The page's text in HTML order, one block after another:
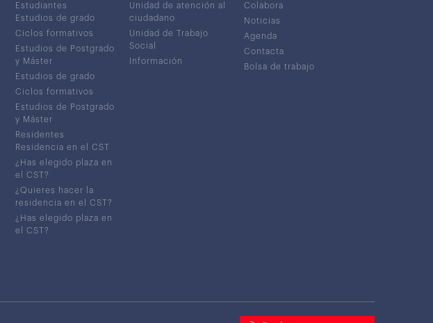
Estudiantes
Estudios de grado
Ciclos formativos
Estudios de Postgrado
y Máster
Estudios de grado
Ciclos formativos
Estudios de Postgrado
y Máster
Residentes
Residencia en el CST
¿Has elegido plaza en
el CST?
¿Quieres hacer la
residencia en el CST?
¿Has elegido plaza en
el CST?
Unidad de atención al
ciudadano
Unidad de Trabajo
Social
Información
Colabora
Noticias
Agenda
Contacta
Bolsa de trabajo